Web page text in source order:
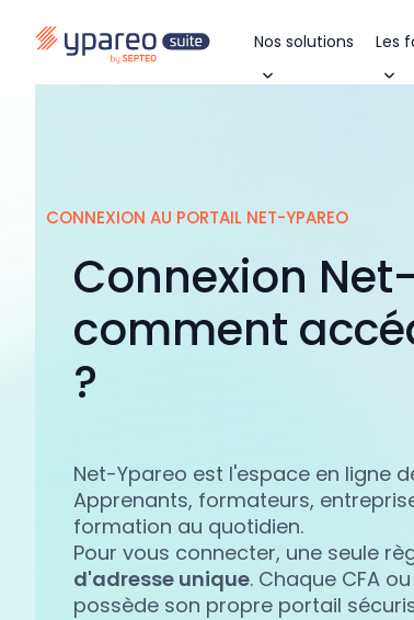
Nos solutions Les
CONNEXION AU PORTAIL NET-YPAREO
Connexion
comment
?
Net-Ypareo est l'espace en ligne
Apprenants, formateurs,
formation au quotidien.
Pour vous connecter, une seule
d'adresse unique. Chaque CFA
possède son propre portail